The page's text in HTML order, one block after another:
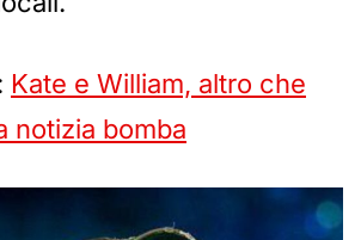
Kate e William, altro che
notizia bomba